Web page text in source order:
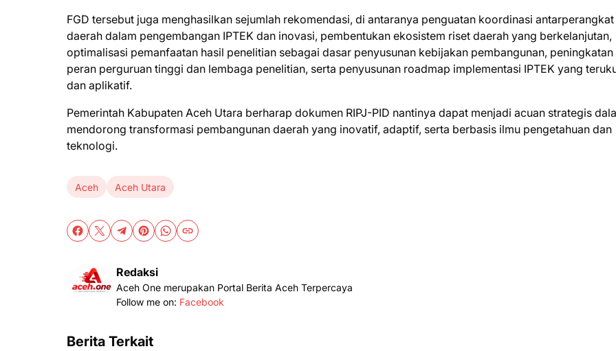
FGD tersebut juga menghasilkan sejumlah rekomendasi, di antaranya penguatan koordinasi antarperangkat
daerah dalam pengembangan IPTEK dan inovasi, pembentukan ekosistem riset daerah yang berkelanjutan,
optimalisasi pemanfaatan hasil penelitian sebagai dasar penyusunan kebijakan pembangunan, peningkatan
peran perguruan tinggi dan lembaga penelitian, serta penyusunan roadmap implementasi IPTEK yang
dan aplikatif.
Pemerintah Kabupaten Aceh Utara berharap dokumen RIPJ-PID nantinya dapat menjadi acuan strategis
mendorong transformasi pembangunan daerah yang inovatif, adaptif, serta berbasis ilmu pengetahuan dan
teknologi.
Aceh Aceh Utara
Redaksi
Aceh One merupakan Portal Berita Aceh Terpercaya
Follow me on: Facebook
Berita Terkait